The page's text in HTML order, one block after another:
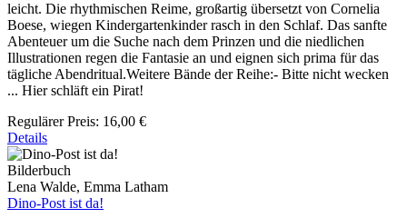
leicht. Die rhythmischen Reime, großartig übersetzt von Cornelia
Boese, wiegen Kindergartenkinder rasch in den Schlaf. Das sanfte
Abenteuer um die Suche nach dem Prinzen und die niedlichen
Illustrationen regen die Fantasie an und eignen sich prima für das
tägliche Abendritual.Weitere Bände der Reihe:- Bitte nicht wecken
... Hier schläft ein Pirat!
Regulärer Preis: 16,00 €
Details
Bilderbuch
Lena Walde, Emma Latham
Dino-Post ist da!